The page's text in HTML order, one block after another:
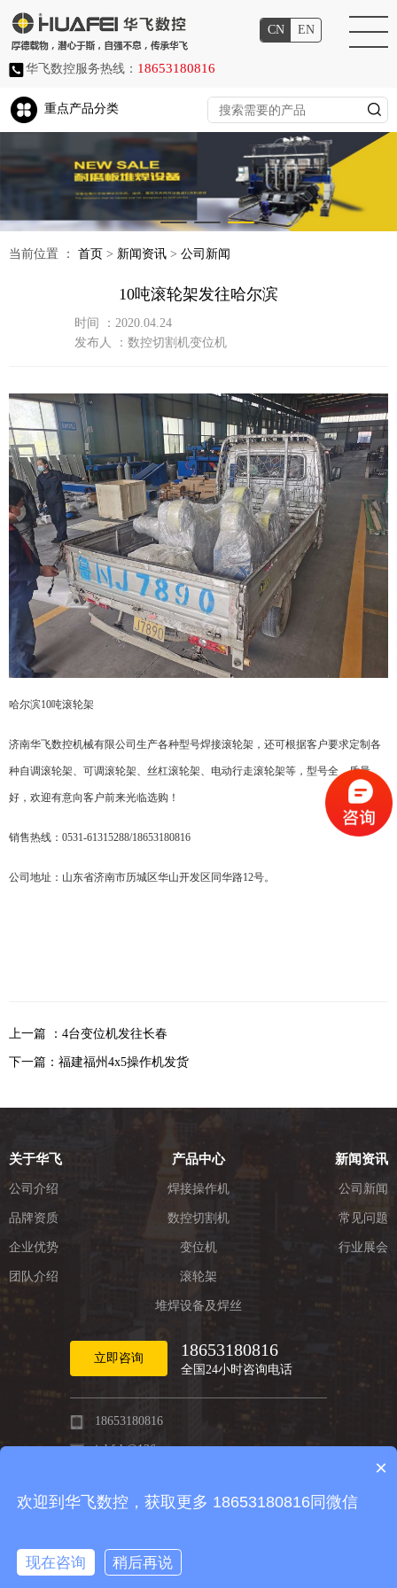
CN EN
华飞数控服务热线： 18653180816
重点产品分类
当前位置 ： 首页 > 新闻资讯 > 公司新闻
10吨滚轮架发往哈尔滨
时间 ： 2020.04.24
发布人 ： 数控切割机变位机
哈尔滨10吨滚轮架
济南华飞数控机械有限公司生产各种型号焊接滚轮架，还可根据客户要求定制各
种自调滚轮架、可调滚轮架、丝杠滚轮架、电动行走滚轮架等，型号全，质量
好，欢迎有意向客户前来光临选购！
销售热线：0531-61315288/18653180816
公司地址：山东省济南市历城区华山开发区同华路12号。
上一篇 ：4台变位机发往长春
下一篇：福建福州4x5操作机发货
关于华飞
公司介绍
品牌资质
企业优势
团队介绍
产品中心
焊接操作机
数控切割机
变位机
滚轮架
堆焊设备及焊丝
新闻资讯
公司新闻
常见问题
行业展会
立即咨询 18653180816
全国24小时咨询电话
18653180816
jnhfsk@126.com
×
欢迎到华飞数控，获取更多 18653180816同微信
现在咨询 稍后再说